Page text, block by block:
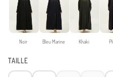
Noir Bleu Marine Khaki
TAILLE